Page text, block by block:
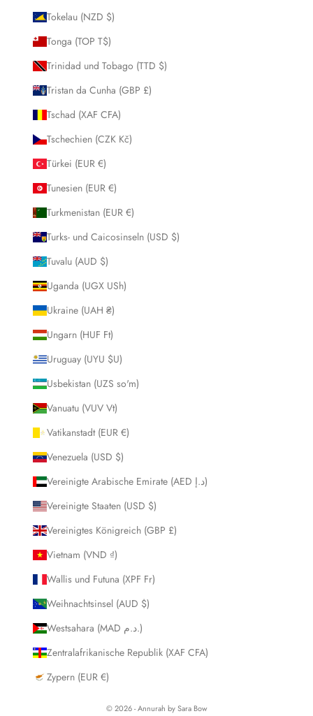
Tokelau (NZD $)
Tonga (TOP T$)
Trinidad und Tobago (TTD $)
Tristan da Cunha (GBP £)
Tschad (XAF CFA)
Tschechien (CZK Kč)
Türkei (EUR €)
Tunesien (EUR €)
Turkmenistan (EUR €)
Turks- und Caicosinseln (USD $)
Tuvalu (AUD $)
Uganda (UGX USh)
Ukraine (UAH ₴)
Ungarn (HUF Ft)
Uruguay (UYU $U)
Usbekistan (UZS so'm)
Vanuatu (VUV Vt)
Vatikanstadt (EUR €)
Venezuela (USD $)
Vereinigte Arabische Emirate (AED د.إ)
Vereinigte Staaten (USD $)
Vereinigtes Königreich (GBP £)
Vietnam (VND ₫)
Wallis und Futuna (XPF Fr)
Weihnachtsinsel (AUD $)
Westsahara (MAD د.م.)
Zentralafrikanische Republik (XAF CFA)
Zypern (EUR €)
© 2026 - Annurah by Sara Bow